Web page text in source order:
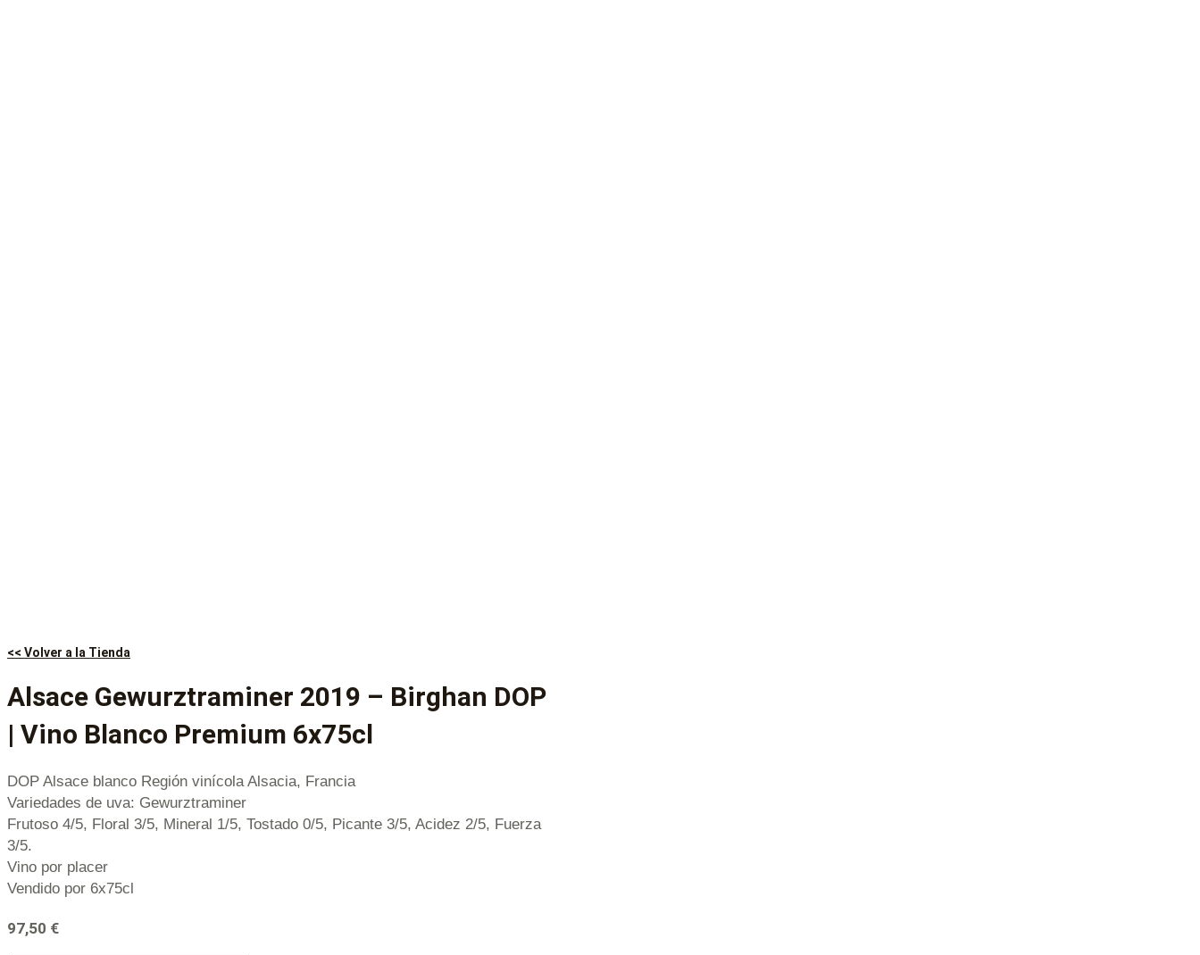
<< Volver a la Tienda
Alsace Gewurztraminer 2019 – Birghan DOP
| Vino Blanco Premium 6x75cl
DOP Alsace blanco Región vinícola Alsacia, Francia
Variedades de uva: Gewurztraminer
Frutoso 4/5, Floral 3/5, Mineral 1/5, Tostado 0/5, Picante 3/5, Acidez 2/5, Fuerza
3/5.
Vino por placer
Vendido por 6x75cl
97,50 €